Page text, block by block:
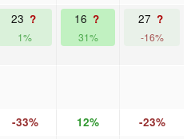
23 ?
1%
16 ?
31%
27 ?
-16%
-33% 12% -23%